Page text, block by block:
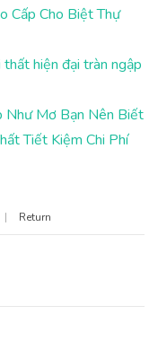
Cấp Cho Biệt Thự
hiện đại tràn ngập
Như Mơ Bạn Nên Biết
Tiết Kiệm Chi Phí
| Return